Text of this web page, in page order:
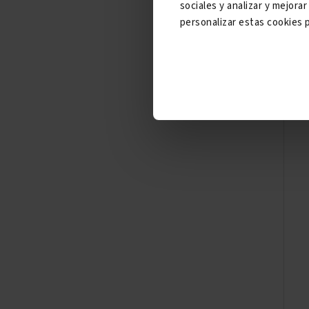
sociales y analizar y
personalizar estas cookies